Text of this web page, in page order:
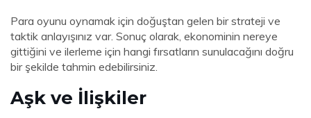
Para oyunu oynamak için doğuştan gelen bir strateji ve
taktik anlayışınız var. Sonuç olarak, ekonominin nereye
gittiğini ve ilerleme için hangi fırsatların sunulacağını doğru
bir şekilde tahmin edebilirsiniz.
Aşk ve İlişkiler